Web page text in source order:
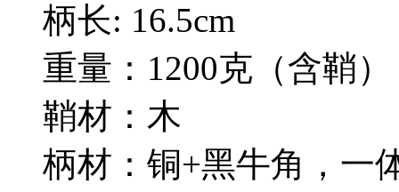
柄长: 16.5cm
重量：1200克（含鞘）
鞘材：木
柄材：铜+黑牛角，一